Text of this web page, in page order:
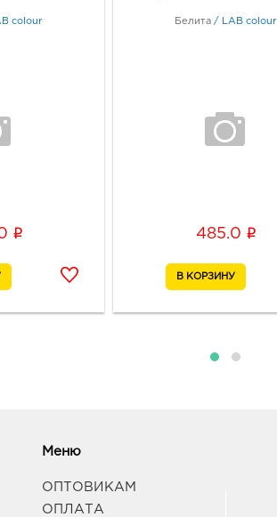
colour
i
Белита / LAB colour
485.0 i
Меню
ОПТОВИКАМ
ОПЛАТА